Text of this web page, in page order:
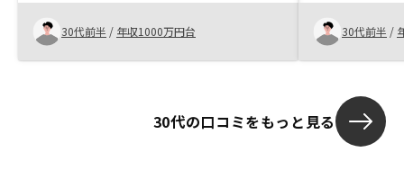
30代前半 / 年収1000万円台
労所得を得た
物件と出会え
で、知識不足
るともっと安
30代前半 /
30代の口コミをもっと見る